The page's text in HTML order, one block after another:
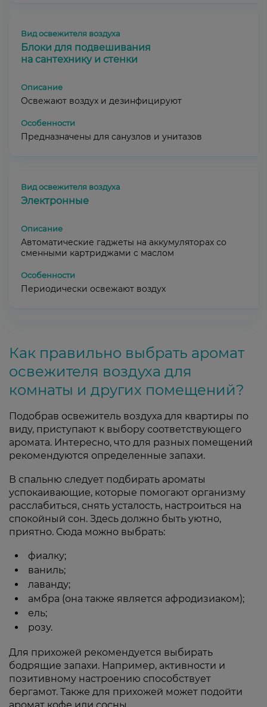
Блоки для подвешивания
на сантехнику и стенки
Освежают воздух и дезинфицируют
Предназначены для санузлов и унитазов
Электронные
Автоматические гаджеты на аккумуляторах со
сменными картриджами с маслом
Периодически освежают воздух
Как правильно выбрать аромат
освежителя воздуха для
комнаты и других помещений?
Подобрав освежитель воздуха для квартиры по
виду, приступают к выбору соответствующего
аромата. Интересно, что для разных помещений
рекомендуются определенные запахи.
В спальню следует подбирать ароматы
успокаивающие, которые помогают организму
расслабиться, снять усталость, настроиться на
спокойный сон. Здесь должно быть уютно,
приятно. Сюда можно выбрать:
фиалку;
ваниль;
лаванду;
амбра (она также является афродизиаком);
ель;
розу.
Для прихожей рекомендуется выбирать
бодрящие запахи. Например, активности и
позитивному настроению способствует
бергамот. Также для прихожей может подойти